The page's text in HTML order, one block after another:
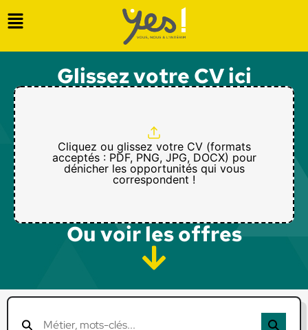
Glissez votre CV ici
Cliquez ou glissez votre CV (formats
acceptés : PDF, PNG, JPG, DOCX) pour
dénicher les opportunités qui vous
correspondent !
Ou voir les offres​